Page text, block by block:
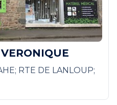
RTE DE LANLOUP;